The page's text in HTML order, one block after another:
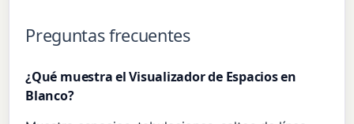
Preguntas frecuentes
¿Qué muestra el Visualizador de Espacios en
Blanco?